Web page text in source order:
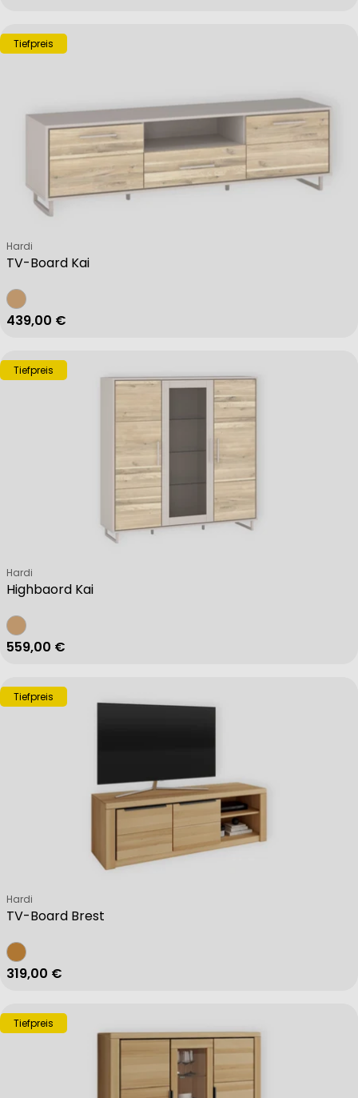
Tiefpreis
TV-Board Kai
Verkäufer:
Hardi
Regulärer Preis
439,00 €
Tiefpreis
Highbaord Kai
Verkäufer:
Hardi
Regulärer Preis
559,00 €
Tiefpreis
TV-Board Brest
Verkäufer:
Hardi
Regulärer Preis
319,00 €
Tiefpreis